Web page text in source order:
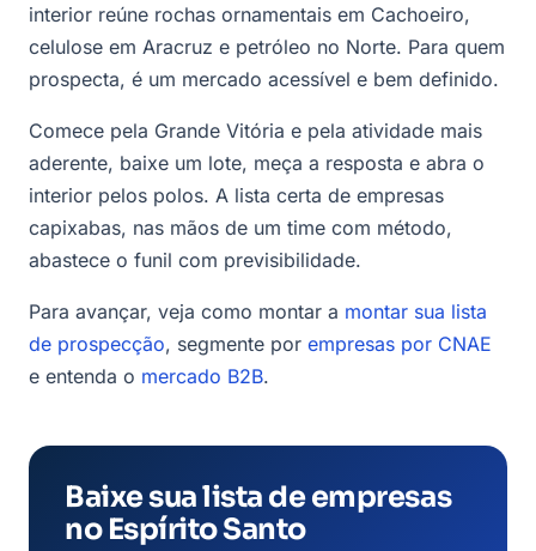
interior reúne rochas ornamentais em Cachoeiro,
celulose em Aracruz e petróleo no Norte. Para quem
prospecta, é um mercado acessível e bem definido.
Comece pela Grande Vitória e pela atividade mais
aderente, baixe um lote, meça a resposta e abra o
interior pelos polos. A lista certa de empresas
capixabas, nas mãos de um time com método,
abastece o funil com previsibilidade.
Para avançar, veja como montar a montar sua lista
de prospecção, segmente por empresas por CNAE
e entenda o mercado B2B.
Baixe sua lista de empresas
no Espírito Santo